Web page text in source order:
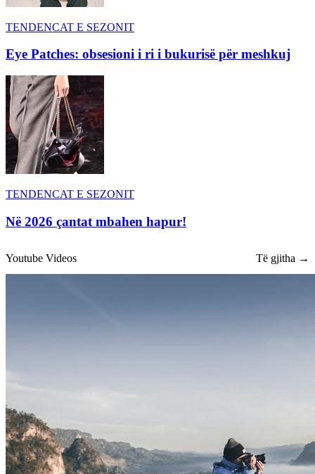
TENDENCAT E SEZONIT
Eye Patches: obsesioni i ri i bukurisë për meshkuj
TENDENCAT E SEZONIT
Në 2026 çantat mbahen hapur!
Youtube Videos Të gjitha →